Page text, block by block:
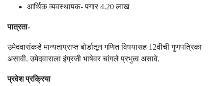
आर्थिक व्यवस्थापक- पगार 4.20 लाख
पात्रता-
उमेदवारांकडे मान्यताप्राप्त बोर्डातून गणित विषयासह 12वीची गुणपत्रिका
असावी. उमेदवाराला इंग्रजी भाषेवर चांगले प्रभुत्व असावे.
प्रवेश प्रक्रिया